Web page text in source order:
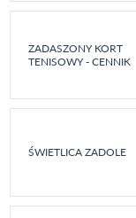
ZADASZONY KORT
TENISOWY - CENNIK
ŚWIETLICA ZADOLE